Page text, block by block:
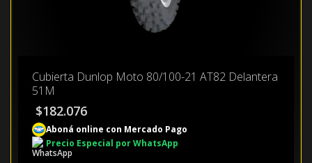
Cubierta Dunlop Moto 80/100-21 AT82 Delantera
51M
$182.076
Aboná online con Mercado Pago
Precio Especial por WhatsApp